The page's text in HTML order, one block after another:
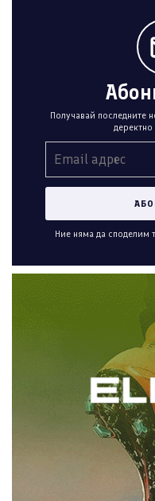
Получавай последните
деректно
Ние няма да споделим